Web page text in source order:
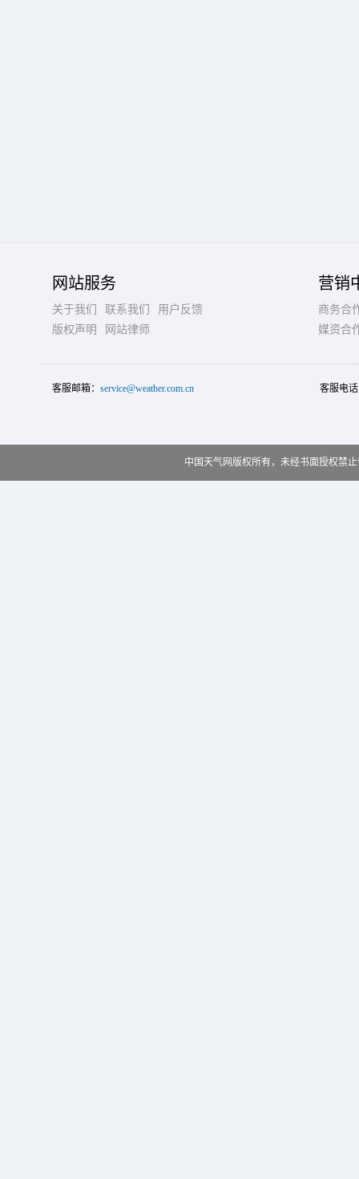
网站服务
关于我们 联系我们
用户反馈
版权声明
网站律师
营销
商务合
媒资合
客服邮箱： service@weather.com.cn 客服电
中国天气网版权所有，未经书面授权